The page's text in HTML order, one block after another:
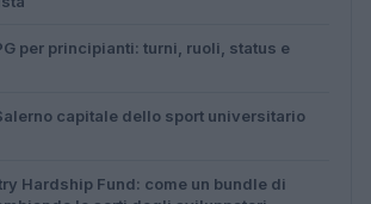
per principianti: turni, ruoli, status e
capitale dello sport universitario
Hardship Fund: come un bundle di